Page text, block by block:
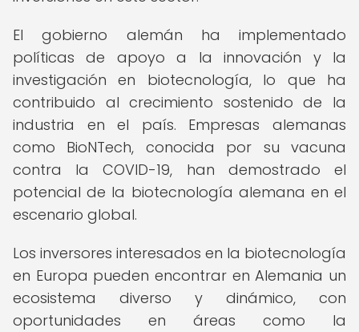
El gobierno alemán ha implementado
políticas de apoyo a la innovación y la
investigación en biotecnología, lo que ha
contribuido al crecimiento sostenido de la
industria en el país. Empresas alemanas
como BioNTech, conocida por su vacuna
contra la COVID-19, han demostrado el
potencial de la biotecnología alemana en el
escenario global.
Los inversores interesados en la biotecnología
en Europa pueden encontrar en Alemania un
ecosistema diverso y dinámico, con
oportunidades en áreas como la